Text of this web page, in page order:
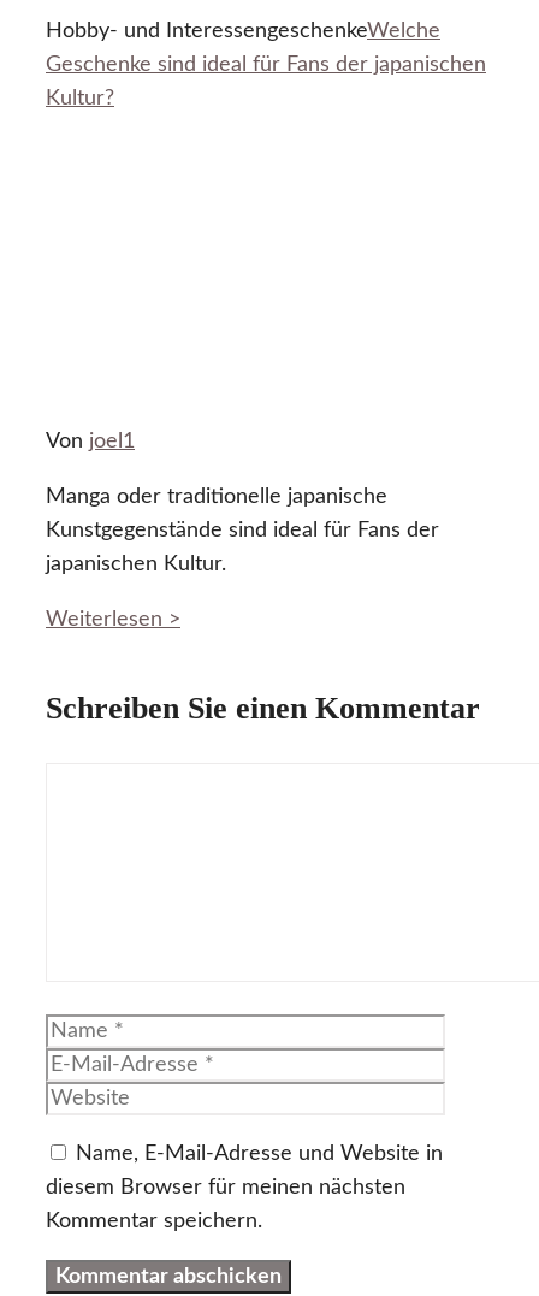
Hobby- und InteressengeschenkeWelche
Geschenke sind ideal für Fans der japanischen
Kultur?
Von joel1
Manga oder traditionelle japanische
Kunstgegenstände sind ideal für Fans der
japanischen Kultur.
Weiterlesen >
Schreiben Sie einen Kommentar
Name
Name, E-Mail-Adresse und Website in
diesem Browser für meinen nächsten
Kommentar speichern.